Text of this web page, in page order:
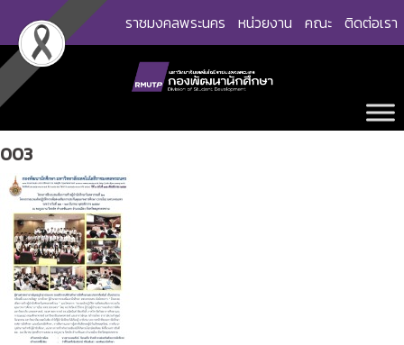
content
ราชมงคลพระนคร หน่วยงาน คณะ ติดต่อเรา
003